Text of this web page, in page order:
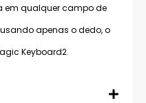
em qualquer campo de
apenas o dedo, o
Keyboard2.